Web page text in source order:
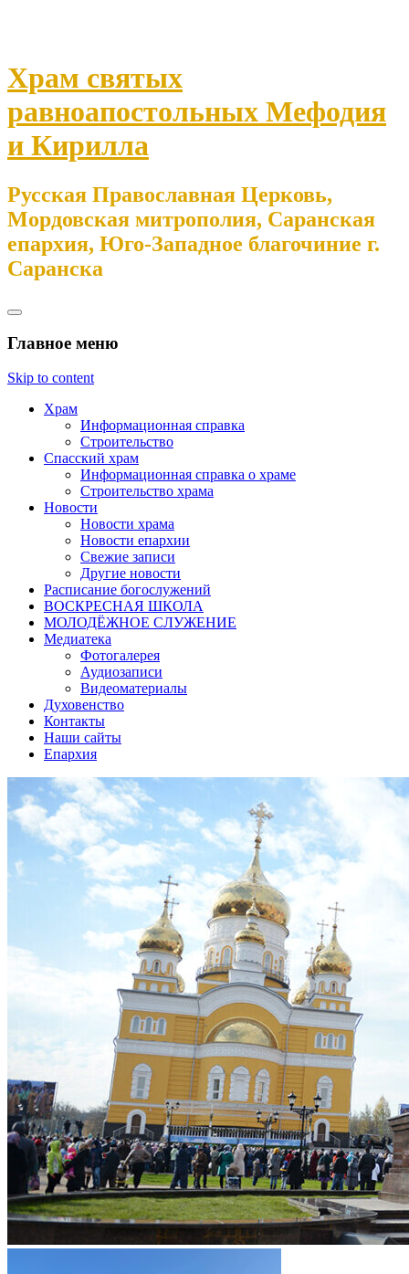
Храм святых
равноапостольных Мефодия
и Кирилла
Русская Православная Церковь,
Мордовская митрополия, Саранская
епархия, Юго-Западное благочиние г.
Саранска
Главное меню
Skip to content
Храм
Информационная справка
Строительство
Спасский храм
Информационная справка о храме
Строительство храма
Новости
Новости храма
Новости епархии
Свежие записи
Другие новости
Расписание богослужений
ВОСКРЕСНАЯ ШКОЛА
МОЛОДЁЖНОЕ СЛУЖЕНИЕ
Медиатека
Фотогалерея
Аудиозаписи
Видеоматериалы
Духовенство
Контакты
Наши сайты
Епархия